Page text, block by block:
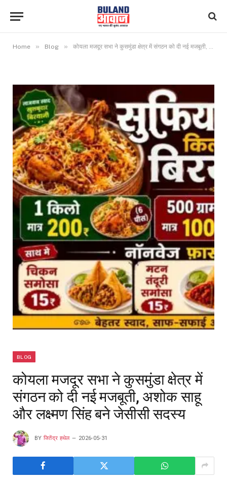
Home » Blog » कोयला मजदूर सभा ने कुसमुंडा क्षेत्र में संगठन को दी नई मजबूती, अशोक साहू और लक्ष्मण सिंह बने जेसीसी सदस्य
BLOG
कोयला मजदूर सभा ने कुसमुंडा क्षेत्र में
संगठन को दी नई मजबूती, अशोक साहू
और लक्ष्मण सिंह बने जेसीसी सदस्य
BY जितेंद्र हथेल 2026-05-31